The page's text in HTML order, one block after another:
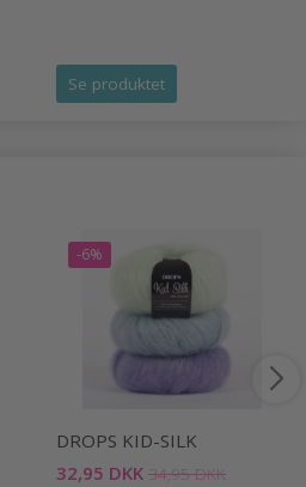
Se produktet
-6%
DROPS KID-SILK
32,95 DKK 34,95 DKK